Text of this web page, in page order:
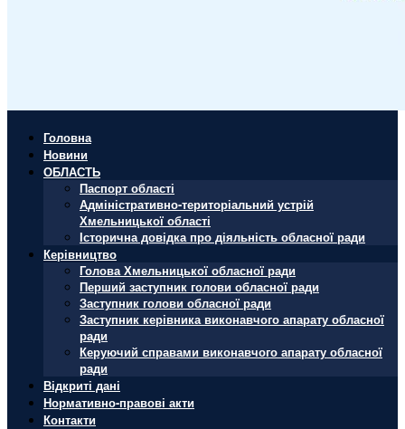
Головна
Новини
ОБЛАСТЬ
Паспорт області
Адміністративно-територіальний устрій
Хмельницької області
Історична довідка про діяльність обласної ради
Керівництво
Голова Хмельницької обласної ради
Перший заступник голови обласної ради
Заступник голови обласної ради
Заступник керівника виконавчого апарату обласної
ради
Керуючий справами виконавчого апарату обласної
ради
Відкриті дані
Нормативно-правові акти
Контакти